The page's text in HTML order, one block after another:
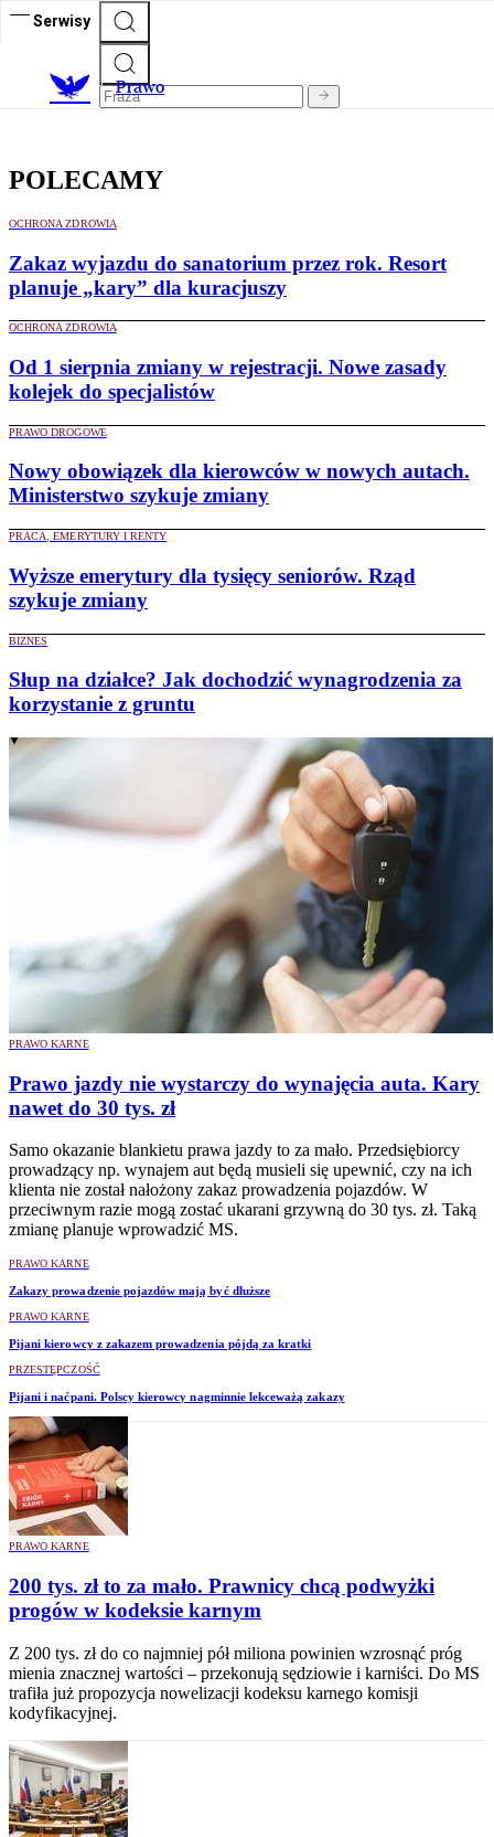
Serwisy
Prawo
POLECAMY
OCHRONA ZDROWIA
Zakaz wyjazdu do sanatorium przez rok. Resort
planuje „kary” dla kuracjuszy
OCHRONA ZDROWIA
Od 1 sierpnia zmiany w rejestracji. Nowe zasady
kolejek do specjalistów
PRAWO DROGOWE
Nowy obowiązek dla kierowców w nowych autach.
Ministerstwo szykuje zmiany
PRACA, EMERYTURY I RENTY
Wyższe emerytury dla tysięcy seniorów. Rząd
szykuje zmiany
BIZNES
Słup na działce? Jak dochodzić wynagrodzenia za
korzystanie z gruntu
PRAWO KARNE
Prawo jazdy nie wystarczy do wynajęcia auta. Kary
nawet do 30 tys. zł
Samo okazanie blankietu prawa jazdy to za mało. Przedsiębiorcy
prowadzący np. wynajem aut będą musieli się upewnić, czy na ich
klienta nie został nałożony zakaz prowadzenia pojazdów. W
przeciwnym razie mogą zostać ukarani grzywną do 30 tys. zł. Taką
zmianę planuje wprowadzić MS.
PRAWO KARNE
Zakazy prowadzenie pojazdów mają być dłuższe
PRAWO KARNE
Pijani kierowcy z zakazem prowadzenia pójdą za kratki
PRZESTĘPCZOŚĆ
Pijani i naćpani. Polscy kierowcy nagminnie lekceważą zakazy
PRAWO KARNE
200 tys. zł to za mało. Prawnicy chcą podwyżki
progów w kodeksie karnym
Z 200 tys. zł do co najmniej pół miliona powinien wzrosnąć próg
mienia znacznej wartości – przekonują sędziowie i karniści. Do MS
trafiła już propozycja nowelizacji kodeksu karnego komisji
kodyfikacyjnej.